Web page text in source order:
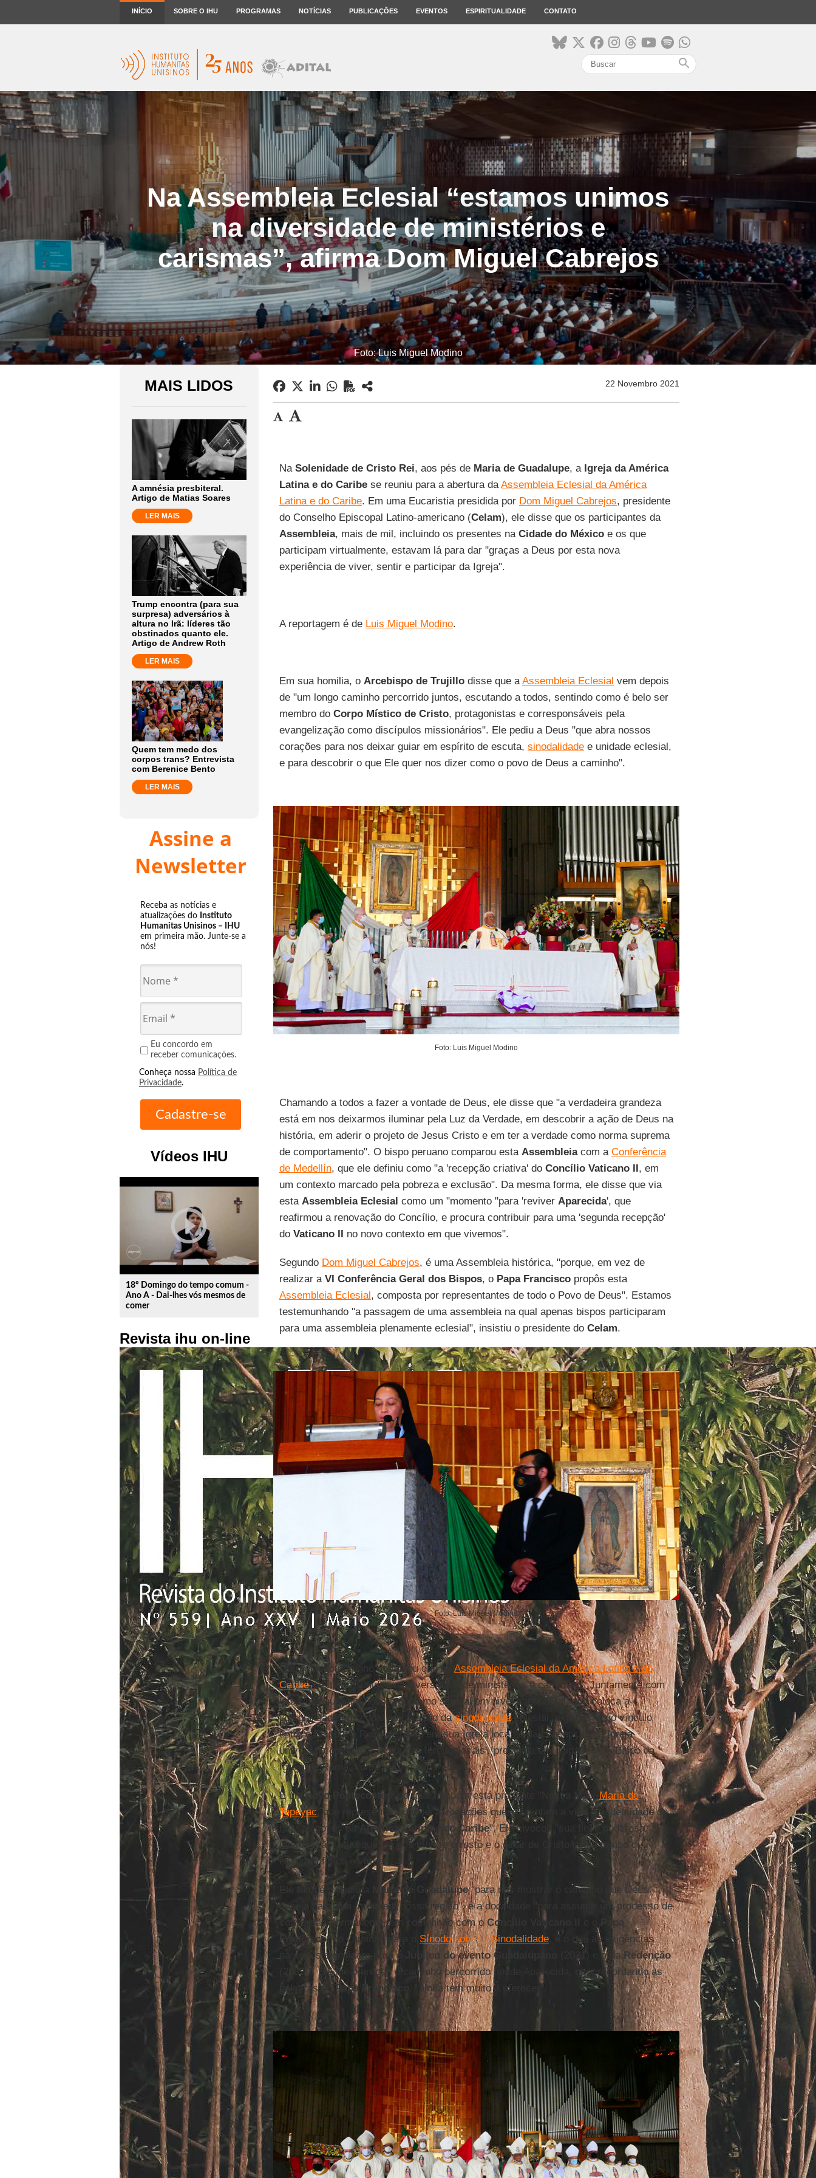
INÍCIO SOBRE O IHU PROGRAMAS NOTÍCIAS PUBLICAÇÕES EVENTOS ESPIRITUALIDADE CONTATO
search
Na Assembleia Eclesial “estamos unimos
na diversidade de ministérios e
carismas”, afirma Dom Miguel Cabrejos
Foto: Luis Miguel Modino
MAIS LIDOS
A amnésia presbiteral.
Artigo de Matias Soares
LER MAIS
Trump encontra (para sua
surpresa) adversários à
altura no Irã: líderes tão
obstinados quanto ele.
Artigo de Andrew Roth
LER MAIS
Quem tem medo dos
corpos trans? Entrevista
com Berenice Bento
LER MAIS
Assine a
Newsletter
Receba as notícias e
atualizações do Instituto
Humanitas Unisinos – IHU
em primeira mão. Junte-se a
nós!
Eu concordo em
receber comunicações.
Conheça nossa Política de
Privacidade.
Vídeos IHU
play_circle_outline
18º Domingo do tempo comum -
Ano A - Dai-lhes vós mesmos de
comer
Revista ihu on-line
22 Novembro 2021
Na Solenidade de Cristo Rei, aos pés de Maria de Guadalupe, a Igreja da América
Latina e do Caribese reuniu para a abertura daAssembleia Eclesial da América
Latina e do Caribe. Em uma Eucaristia presidida por Dom Miguel Cabrejos, presidente
do Conselho Episcopal Latino-americano (Celam), ele disse que os participantes da
Assembleia, mais de mil, incluindo os presentes na Cidade do Méxicoe os que
participam virtualmente, estavam lá para dar "graças a Deus por esta nova
experiência de viver, sentir e participar da Igreja".
A reportagem é de Luis Miguel Modino.
Em sua homilia, o Arcebispo de Trujillodisse que aAssembleia Eclesial vem depois
de "um longo caminho percorrido juntos, escutando a todos, sentindo como é belo ser
membro do Corpo Místico de Cristo, protagonistas e corresponsáveis pela
evangelização como discípulos missionários". Ele pediu a Deus "que abra nossos
corações para nos deixar guiar em espírito de escuta, sinodalidadee unidade eclesial,
e para descobrir o que Ele quer nos dizer como o povo de Deus a caminho".
Foto: Luis Miguel Modino
Chamando a todos a fazer a vontade de Deus, ele disse que "a verdadeira grandeza
está em nos deixarmos iluminar pela Luz da Verdade, em descobrir a ação de Deus na
história, em aderir o projeto de Jesus Cristo e em ter a verdade como norma suprema
de comportamento". O bispo peruano comparou esta Assembleiacom a Conferência
de Medellín, que ele definiu como "a 'recepção criativa' do Concílio Vaticano II , em
um contexto marcado pela pobreza e exclusão". Da mesma forma, ele disse que via
esta Assembleia Eclesial como um "momento "para 'reviver Aparecida', que
reafirmou a renovação do Concílio, e procura contribuir para uma 'segunda recepção'
do Vaticano II no novo contexto em que vivemos".
Segundo Dom Miguel Cabrejos, é uma Assembleia histórica, "porque, em vez de
realizar a VI Conferência Geral dos Bispos, o Papa Franciscopropôs esta
Assembleia Eclesial , composta por representantes de todo o Povo de Deus". Estamos
testemunhando "a passagem de uma assembleia na qual apenas bispos participaram
para uma assembleia plenamente eclesial", insistiu o presidente do Celam.
Foto: Luis Miguel Modino
O arcebispo peruano destacou que na Assembleia Eclesial da América Latina e do
Caribe, "estamos unidos na diversidade de ministérios e carismas". Juntamente com
isto, "inaugura um novo organismo sinodal em nível continental, que coloca a
colegialidade episcopal no coração dasinodalidadeeclesial, expressão do vínculo
entre o Bispo e o Povo de Deus em sua Igreja local, e da concepção da Igreja
universal como uma ‘Igreja das Igrejas locais’, presidida em unidade pelo Bispo da
Igreja de Roma, com Pedro e sob Pedro".
É umnovo Pentecostes , no qual também está presente "Nossa Mãe, Maria de
Tepeyac , que representa todas as invocações que sustentam a vida e a identidade de
nossos povos da
América Latina e do Caribe". Ele invocou "sua fiel e poderosa
intercessão, para que ela nos mostre o rosto e o olhar de Cristo neste tempo de
encontro físico e virtual".
Ele também pediu a Maria de Guadalupe"para nos mostrar o caminho que Deus
deseja para sua Igreja em nossa região", e a docilidade "para assumir um processo de
conversão permanente, em comunhão com o Concílio Vaticano II
Papa
Francisco, no caminho para o Sínodo sobre a Sinodalidade, e o que as exigências
pastorais significam para o
Jubileu do evento Guadalupano (2031) e o da Redenção
(2033)". Ele lhe ofereceu o caminho percorrido desde Aparecida, que, recordando as
palavras do Papa Francisco , "ainda tem muito a oferecer".